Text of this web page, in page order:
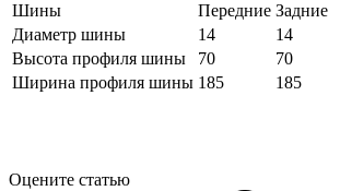
Шины
Передние Задние
Диаметр шины
14
14
Высота профиля шины
70
70
Ширина профиля шины 185 185
Оцените статью